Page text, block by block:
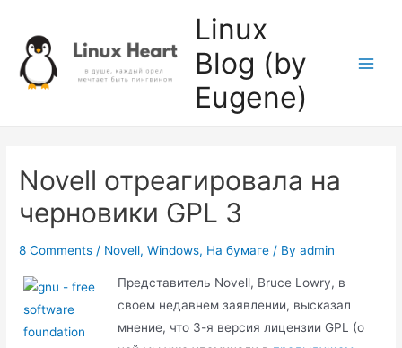
content
Linux
Blog (by
Eugene)
Novell отреагировала на
черновики GPL 3
8 Comments / Novell,Windows, На бумаге / Byadmin
Представитель Novell, Bruce Lowry, в
своем недавнем заявлении, высказал
мнение, что 3-я версия лицензии GPL (о